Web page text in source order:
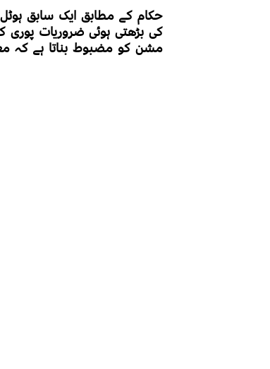
حکام کے مطابق ایک سابق
کی بڑھتی ہوئی ضروریات
مشن کو مضبوط بناتا ہے کہ